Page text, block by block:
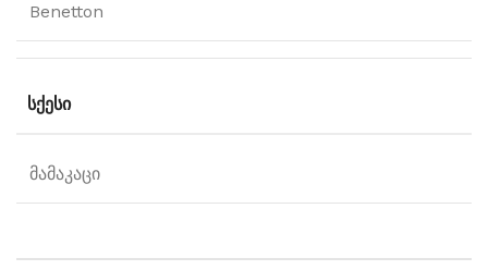
Benetton
ᲡᲥᲔᲡᲘ
მამაკაცი